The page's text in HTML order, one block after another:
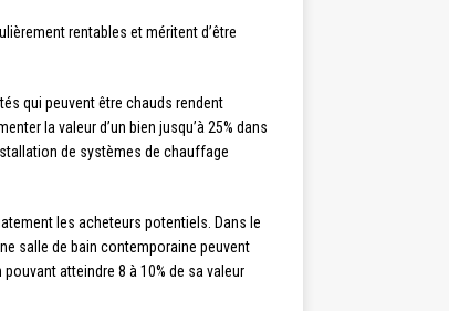
rentables et méritent d’être
qui peuvent être chauds rendent
la valeur d’un bien jusqu’à 25% dans
de systèmes de chauffage
les acheteurs potentiels. Dans le
salle de bain contemporaine peuvent
atteindre 8 à 10% de sa valeur